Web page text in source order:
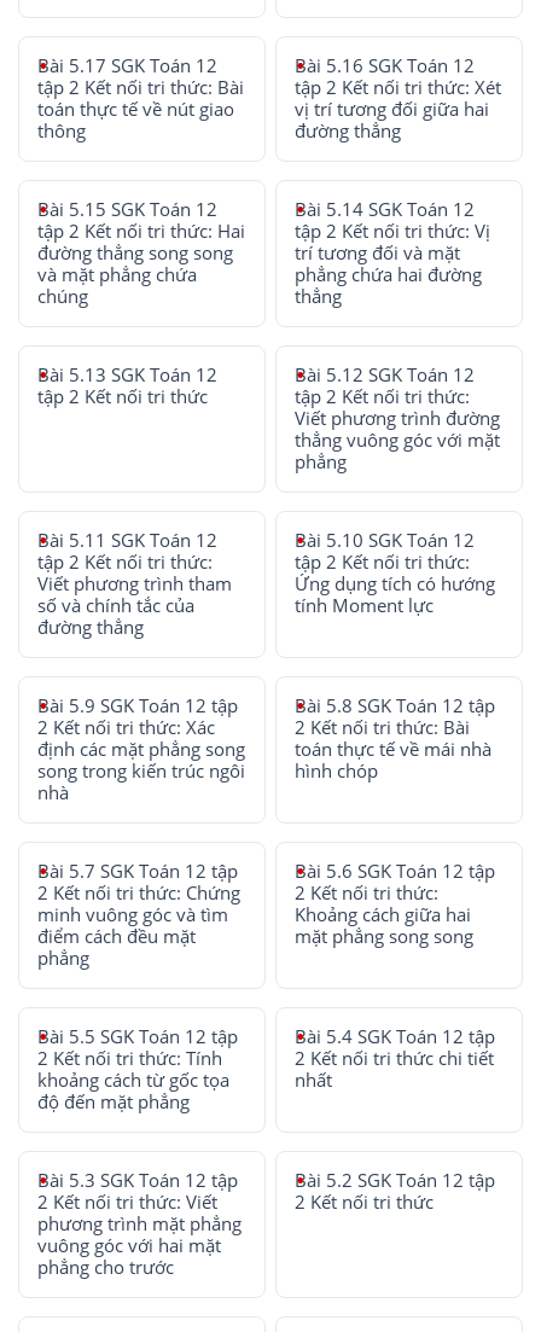
Bài 5.17 SGK Toán 12
tập 2 Kết nối tri thức: Bài
toán thực tế về nút giao
thông
Bài 5.16 SGK Toán 12
tập 2 Kết nối tri thức: Xét
vị trí tương đối giữa hai
đường thẳng
Bài 5.15 SGK Toán 12
tập 2 Kết nối tri thức: Hai
đường thẳng song song
và mặt phẳng chứa
chúng
Bài 5.14 SGK Toán 12
tập 2 Kết nối tri thức: Vị
trí tương đối và mặt
phẳng chứa hai đường
thẳng
Bài 5.13 SGK Toán 12
tập 2 Kết nối tri thức
Bài 5.12 SGK Toán 12
tập 2 Kết nối tri thức:
Viết phương trình đường
thẳng vuông góc với mặt
phẳng
Bài 5.11 SGK Toán 12
tập 2 Kết nối tri thức:
Viết phương trình tham
số và chính tắc của
đường thẳng
Bài 5.10 SGK Toán 12
tập 2 Kết nối tri thức:
Ứng dụng tích có hướng
tính Moment lực
Bài 5.9 SGK Toán 12 tập
2 Kết nối tri thức: Xác
định các mặt phẳng song
song trong kiến trúc ngôi
nhà
Bài 5.8 SGK Toán 12 tập
2 Kết nối tri thức: Bài
toán thực tế về mái nhà
hình chóp
Bài 5.7 SGK Toán 12 tập
2 Kết nối tri thức: Chứng
minh vuông góc và tìm
điểm cách đều mặt
phẳng
Bài 5.6 SGK Toán 12 tập
2 Kết nối tri thức:
Khoảng cách giữa hai
mặt phẳng song song
Bài 5.5 SGK Toán 12 tập
2 Kết nối tri thức: Tính
khoảng cách từ gốc tọa
độ đến mặt phẳng
Bài 5.4 SGK Toán 12 tập
2 Kết nối tri thức chi tiết
nhất
Bài 5.3 SGK Toán 12 tập
2 Kết nối tri thức: Viết
phương trình mặt phẳng
vuông góc với hai mặt
phẳng cho trước
Bài 5.2 SGK Toán 12 tập
2 Kết nối tri thức